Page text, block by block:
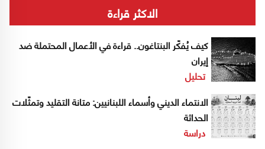
الاكثر قراءة
كيف يُفكّر البنتاغون.. قراءة في الأعمال المحتملة ضد
إيران
تحليل
الانتماء الديني وأسماء اللبنانيين: متانة التقليد وتمثّلات
الحداثة
دراسة